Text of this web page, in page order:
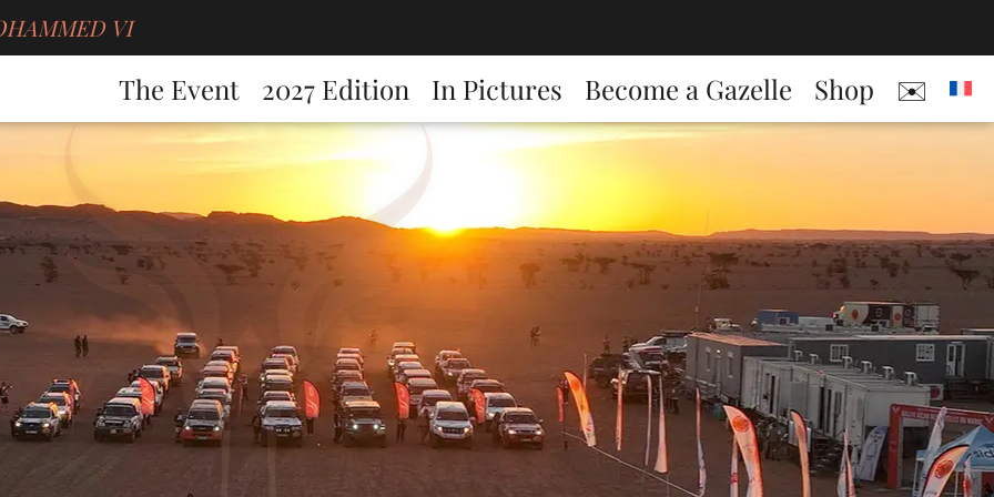
VI
The Event 2027 Edition In Pictures Become a Gazelle Shop ✉️